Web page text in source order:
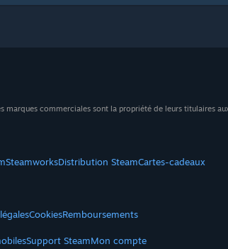
commerciales sont la propriété de leurs titulaires
SteamworksDistribution SteamCartes-cadeaux
CookiesRemboursements
Support SteamMon compte